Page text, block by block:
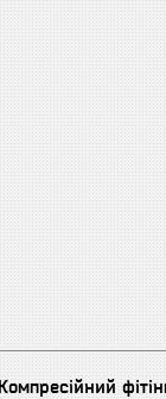
Компресійний